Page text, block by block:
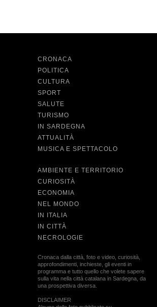
CRONACA
POLITICA
CULTURA
SPORT
SALUTE
TURISMO
IN SARDEGNA
ATTUALITÀ
MUSICA E SPETTACOLO
AMBIENTE E TERRITORIO
CURIOSITÀ
ECONOMIA
NEL MONDO
IN ITALIA
IN CITTÀ
NECROLOGIE
Cronaca dalla città, foto e video, curiosità,
approfondimenti, inchieste, gli eventi in
programma e tutto quello che volete sapere
sulla vita nella città catalana in Sardegna, da
una prospettiva diversa.
DISCLAIMER